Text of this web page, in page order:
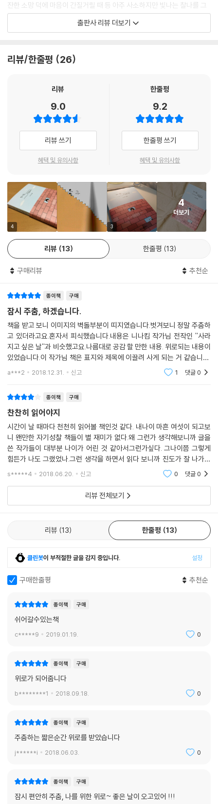
만약에…
녹초
슬프려고 슬픈 날
---「죄책감」중에서
30분마다 SNS 좋아요 수와 팔로워 수를 확인하고
서 친구가 좋아하는 색으로 결정한다.
여전히 ‘남’에 의해 내 마음이 좌지우지되고, ‘남’의 관심과 사랑을 받고 싶
어 하는 걸 보면 진정한 자아를 찾고 독립적인 사람이 되기 위해서는 한참
더 노력해야 하나 보다.
비록 타인의 시선에 민감하고 영향을 많이 받는 나이지만,
휘둘리고 흔들릴 때 나를 잡아주고 믿어줄 사람 역시 타인이기에
나는 오늘도 누군가와 함께 무던히 흔들리고 있다.
---「나답게 산다는 것」중에서
모든 걸 주어도 괜찮았던 마음.
그러다 두 개를 주면 하나라도 받고 싶은 마음이,
하나를 주면 하나를 받아내야만 하는 마음이 된다.
세 번을 받고도 한 번을 주기 싫은 마음.
무조건 주기 싫은 마음. 받고만 싶은 마음.
경우의 수가 굉장히 많은 마음의 수.
분명 모든 걸 다 주어도 아깝지 않았는데
어느새 마음은 각자의 공식에 대입되고 틀릴 수밖에 없는 정답으로 어긋난
나는 너와 상처를 주고, 받는다.
처음에는 친구와 멀어지는 게 신경 쓰이고 스트레스였는데,
10년 정도 함께하다 보니 멀어져도 ‘곧 다시 괜찮아지겠지’ 하며
대수롭지 않게 여기게 되었다.
아마 우리는 계속 멀어지고 가까워지기를 반복하면서 우리만의 적정 거리
를 유지하겠지. 이런 우리에게 필요한 건 상대의 마음이 별난 마음이 되지
음을 똑바로 보는 일이다.
---「마음이 마음을 아는 일」중에서
빨리 어른이 되고 싶었다. 어른이 되면 모두 마음대로 할 수 있을 줄 알았기
때문에. 그리고 어른이 되었다.
500원짜리 슬러시보다 열 배 비싼 5,000원짜리 커피를 마시고,
보고 싶은 만화책을 눈치 없이 마음껏 보게 되었다. 그런데 아무런 감흥이
엄마의 허락 없이 내 마음대로 할 수 있는 어른이 되었는데
하기 싫은 일이 넘쳐나고, 하고 싶은 일은 참아야 한다.
아무것도 모르던 그 시절. ‘행복’이 무언지 알지 못했고 궁금해하지도 않던
어른의 행복은 행복하려고 발버둥 칠수록 멀어지는 느낌이다.
쉽지는 않겠지만 이제 행복을 따지지 않기로 했다.
오늘 꼭 행복해야만 하는 이유도 없기에.
---「어른이 되면 행복할 줄 알았다」중에서
언제쯤 초조하지 않을 수 있을까요?
그냥 초조한 게 당연하다고 생각하기로 했습니다.
---「마음이 초조해지는 소리」중에서
잔한 소망 덕에 마음이 간질거릴 때 등 아주 사소하지만 빛나는 찰나를 그
려냈다.
이 더 잘 드러난다. 이렇게 보통의 순간을 포착한 글과 그림을 보다 보면,
들의 작고 확실한 행복이라고 말하는 듯하다.
손에 잡히지 않는 일상을 위트 있는 비유로 풀어낸 글과 그림을 보는 재미
도 쏠쏠하다. 맘대로 되지 않는 답답한 상황을 ‘긴 막대기 하나 필요한 테트
리스 게임’에 빗대고, 기력이 빠진 모습을 바람 빠진 자전거 바퀴에 비유하
기도 한다. 속절없이 시간을 보내는 모습을 맥주 한 잔 놓고 냠냠 시간을 먹
어대는 ‘웃픈’ 그림도 있다. 절묘하고 귀여운 작가의 비유는 깔끔한 그림과
“한 가지 확실한 건 지금 나는 불완전하다는 것.
그리고 깨달은 건 불완전한 내가 온전한 나라는 것.”
행복하지 않아도 괜찮은 지금 이 시간의 담백한 맛
이제 갓 서른이 된 작가 역시 또래의 2030세대와 마찬가지로 많은 불안을
겪는다. 당장의 막막함, 미래에 대한 불안감, 뜻대로 되지 않는 마음…….
하고 다층적인 불안감을 그리고 있다. 작가가 말하는 불안에 공감이 가면
한 후 그 불안과 함께 나아가려는 태도 때문이다.
30분마다 SNS 좋아요 수와 팔로워 수를 확인하고 아이보리색 원피스를
살까, 핑크색 원피스를 살까 고민하다 친구에게 물어서 친구가 좋아하는
색으로 결정한다. 생각 없이 내뱉은 말이 상대에게 상처가 되지는 않았나?
집으로 돌아와 한참을 생각하고 또 생각한다.
여전히 ‘남’에 의해 내 마음이 좌지우지되고, ‘남’의 관심과 사랑을 받고 싶
비록 타인의 시선에 민감하고 영향을 많이 받는 나이지만, 휘둘리고 흔들
릴 때 나를 잡아주고 믿어줄 사람 역시 타인이기에 나는 오늘도 누군가와
함께 무던히 흔들리고 있다.
_48~49쪽 ‘나답게 산다는 것’ 중에서
단순한 선과 화사한 색으로 그려진 그림이지만 마냥 달콤하지만은 않은,
조금 쌉쌀한 맛이 느껴지는 것은 자기 안의 불안과 부정적인 마음을 끌어
안고 그 마음까지 그려내기 때문일 것이다. 마냥 밝고 행복하고 긍정적인
부분만 그리지 않은 니나킴 작가는 자기 안의 못생긴 마음을 드러내 보여
주고 “그게 뭐 어때서”, “꼭 행복해야만 하나”라며 되묻는다. 그 질문이 꼭
누구나 갖고 있는 못생긴 마음에 편을 들어주는 것만 같아 보는 이로 하여
금 든든하고 흐뭇한 마음이 들게 한다.
출판사 리뷰 더보기
리뷰/한줄평 26
리뷰
9.0
리뷰 쓰기
혜택 및 유의사항
한줄평
9.2
한줄평 쓰기
혜택 및 유의사항
4 3
4
더보기
리뷰 13 한줄평 13
구매리뷰 추천순
종이책 구매
잠시 주춤, 하겠습니다.
책을 받고 보니 이미지의 벽돌부분이 띠지였습니다.벗겨보니 정말 주춤하
고 있더라고요.혼자서 피식했습니다.내용은 니나킴 작가님 전작인 ''사라
지고 싶은 날''과 비슷했고요.나름대로 공감 할 만한 내용. 위로되는 내용이
있었습니다.이 작가님 책은 표지와 제목에 이끌려 사게 되는 거 같습니다.
하필이면 사라지고 싶을 때, 주춤하고 싶을 때 저의 눈에 띄었거든요.암튼
a***2 2018.12.31. 신고 1 댓글0
종이책 구매
찬찬히 읽어야지
시간이 날 때마다 천천히 읽어볼 책인것 같다. 내나이 마흔 여섯이 되고보
니 왠만한 자기성찰 책들이 별 재미가 없다.왜 그런가 생각해보니까 글을
쓴 작가들이 대부분 나이가 어린 것 같아서그런가싶다. 그나이쯤 그렇게
힘든가 나도 그랬었나.그런 생각을 하면서 읽다 보니까 진도가 잘 나가지
않는다.그래도 천천히 읽어볼 책인것 같다 . 요즘 길양이 한마리를 구조해
s*****4 2018.06.20. 신고 0 댓글0
리뷰 전체보기
리뷰 13 한줄평 13
클린봇이 부적절한 글을 감지 중입니다. 설정
구매한줄평 추천순
종이책 구매
쉬어갈수있는책
c*****9 2019.01.19. 0
종이책 구매
위로가 되어줍니다
b********1 2018.09.18. 0
종이책 구매
주춤하는 짧은순간 위로를 받았습니다
j******i 2018.06.03. 0
종이책 구매
잠시 편안히 주춤, 나를 위한 위로~ 좋은 날이 오고있어 !!!